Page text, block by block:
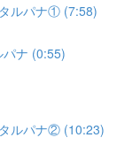
ルパナ① (7:58)
パナ (0:55)
ルパナ② (10:23)